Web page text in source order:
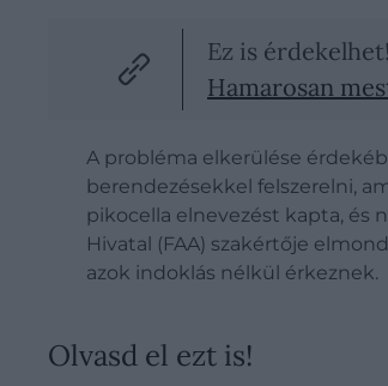
Ez is érdekelhet!
Hamarosan
A probléma elkerülése
berendezésekkel felszerelni,
pikocella elnevezést kapta, és
Hivatal (FAA) szakértője
azok indoklás nélkül érkeznek.
Olvasd el ezt is!